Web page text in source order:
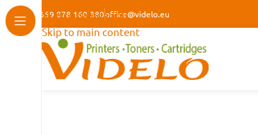
Skip to navigation
Skip to main content
+359 878 160 380office@videlo.eu